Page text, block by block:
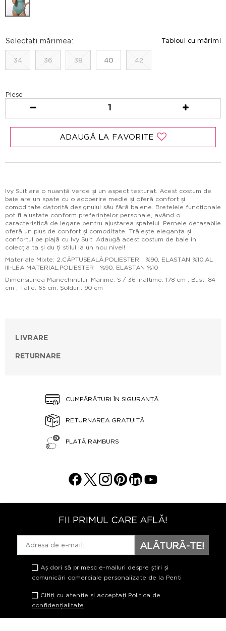
Selectați mărimea: Tabloul cu mărimi
34 36 38 40 42
Piese
1
ADAUGĂ LA FAVORITE
Ivy Suit are o nuanță verde și un aspect texturat. Acest costum de
baie are un spate cu o acoperire medie și oferă confort și
comoditate datorită designului său fără balene. Bretelele funcționale
pot fi ajustate conform preferințelor personale, având o
caracteristică de legare pentru ajustarea spatelui. Pernele detașabile
oferă un plus de confort și comoditate. Trăiește eleganța și
confortul pe plajă cu Ivy Suit. Adaugă acest costum de baie în
colecția ta și du ți stilul la un nou nivel!
Materiale Mixte: 2.CĂPTUŞEALĂ,POLIESTER %90, ELASTAN %10,AL
III-LEA MATERIAL,POLIESTER %90, ELASTAN %10
Dimensiunea Manechinului: Marime: S / 36 Inaltime: 178 cm , Bust: 84
cm , Talie: 65 cm, Şolduri: 90 cm
LIVRARE
RETURNARE
CUMPĂRĂTURI ÎN SIGURANȚĂ
RETURNAREA GRATUITĂ
PLATĂ RAMBURS
FII PRIMUL CARE AFLĂ!
ALĂTURĂ-TE!
Aș dori să primesc e-mailuri despre știri și
comunicări comerciale personalizate de la Penti
Citiți cu atenție și acceptați Politica de
confidențialitate